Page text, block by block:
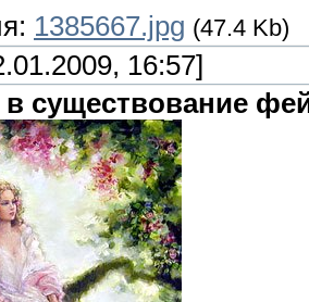
1385667.jpg (47.4 Kb)
16:57]
в существование